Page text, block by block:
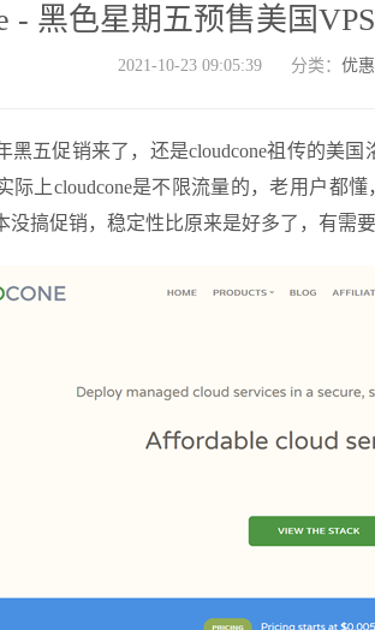
- 黑色星期五预售美国
2021-10-23 09:05:39 分类： 优惠
黑五促销来了，还是cloudcone祖传的美
际上cloudcone是不限流量的，老用户都懂
没搞促销，稳定性比原来是好多了，有需